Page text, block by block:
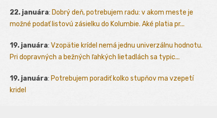
22. januára: Dobrý deň, potrebujem radu: v akom meste je
možné podať listovú zásielku do Kolumbie. Aké platia pr...
19. januára: Vzopätie krídel nemá jednu univerzálnu hodnotu.
Pri dopravných a bežných ľahkých lietadlách sa typic...
19. januára: Potrebujem poradiť kolko stupňov ma vzepetí
kridel